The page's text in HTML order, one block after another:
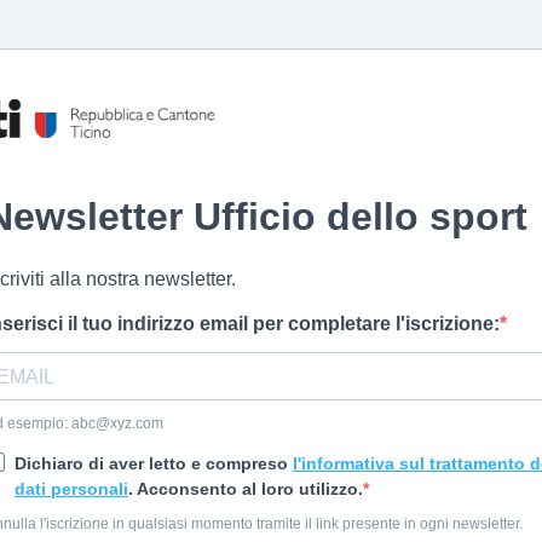
Ufficio dello sport
alla nostra newsletter.
il tuo indirizzo email per completare l'iscrizione:
esempio: abc@xyz.com
Dichiaro di aver letto e compreso l'informativa sul trattamento
dati personali. Acconsento al loro utilizzo.
l'iscrizione in qualsiasi momento tramite il link presente in ogni newsletter.